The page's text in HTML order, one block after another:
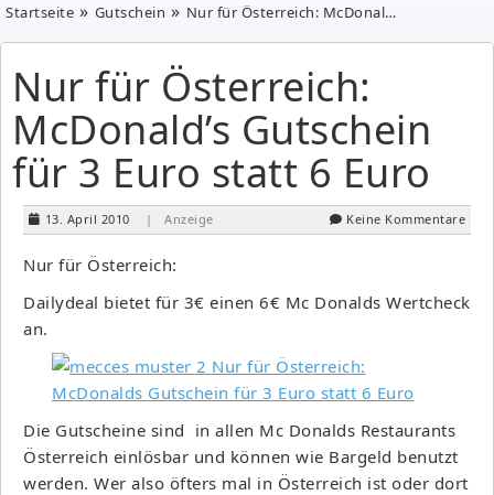
Startseite Gutschein Nur für Österreich: McDonald’s Gutschein für 3 Euro statt 6 Euro
Nur für Österreich:
McDonald’s Gutschein
für 3 Euro statt 6 Euro
13. April 2010 | Anzeige Keine Kommentare
Nur für Österreich:
Dailydeal bietet für 3€ einen 6€ Mc Donalds Wertcheck
an.
Die Gutscheine sind in allen Mc Donalds Restaurants
Österreich einlösbar und können wie Bargeld benutzt
werden. Wer also öfters mal in Österreich ist oder dort